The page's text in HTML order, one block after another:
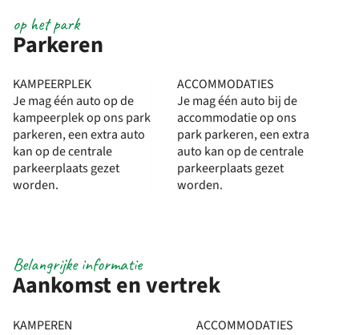
Parkeren
op het park
KAMPEERPLEK
Je mag één auto op de
kampeerplek op ons park
parkeren, een extra auto
kan op de centrale
parkeerplaats gezet
worden.
ACCOMMODATIES
Je mag één auto bij de
accommodatie op ons
park parkeren, een extra
auto kan op de centrale
parkeerplaats gezet
worden.
Aankomst en vertrek
Belangrijke informatie
KAMPEREN ACCOMMODATIES